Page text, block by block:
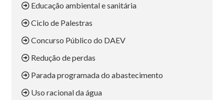
Educação ambiental e sanitária
Ciclo de Palestras
Concurso Público do DAEV
Redução de perdas
Parada programada do abastecimento
Uso racional da água